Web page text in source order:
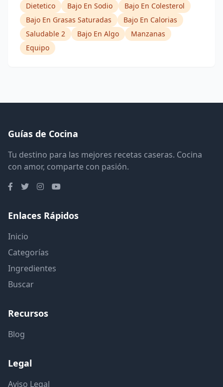
Dietetico
Bajo En Sodio
Bajo En Colesterol
Bajo En Grasas Saturadas
Bajo En Calorias
Saludable 2
Bajo En Algo
Manzanas
Equipo
Guías de Cocina
Tu destino para las mejores recetas caseras. Cocina
con amor, comparte con pasión.
Enlaces Rápidos
Inicio
Categorías
Ingredientes
Buscar
Recursos
Blog
Legal
Aviso Legal